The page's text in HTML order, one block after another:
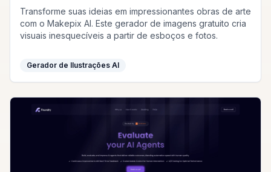
Transforme suas ideias em impressionantes obras de arte
com o Makepix AI. Este gerador de imagens gratuito cria
visuais inesquecíveis a partir de esboços e fotos.
Gerador de Ilustrações AI